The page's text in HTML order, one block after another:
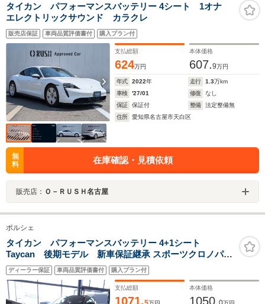
タイカン パフォーマンスバッテリー 4シート 1オナ
エレクトリックサウンド カラクレ
販売店保証 車両品質評価書付 購入プラン付
支払総額
624万円
本体価格
607.9万円
年式 2022年 走行 1.3万km
車検
'27/01 修復
なし
保証
保証付 整備
法定整備無
住所
愛知県名古屋市天白区
無
料
在庫確認・見積依頼
販売店： Ｏ－ＲＵＳＨ名古屋
ポルシェ
タイカン パフォーマンスバッテリー 4+1シート
Taycan 後期モデル 新車保証継承 スポーツクロノパッ
ケージ コンフォートシート シートベンチレーショ
ン パッセンジャーディスプレイ プライバシーガラス
ディーラー保証 車両品質評価書付 購入プラン付
支払総額
1071.
本体価格
1050.